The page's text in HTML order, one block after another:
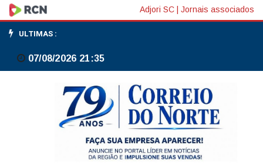
Três
Barras
reafirma
compromisso
Adjori SC Jornais associados
ULTIMAS :
07/08/2026 21:35